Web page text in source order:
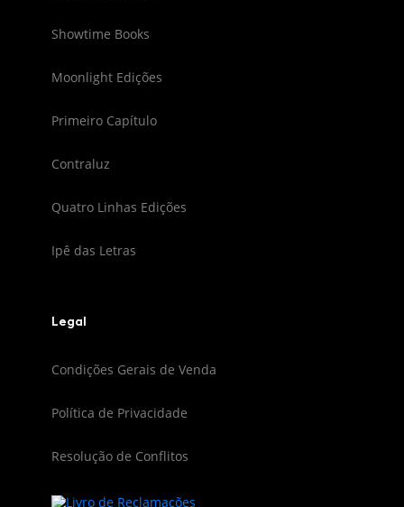
Showtime Books
Moonlight Edições
Primeiro Capítulo
Contraluz
Quatro Linhas Edições
Ipê das Letras
Legal
Condições Gerais de Venda
Política de Privacidade
Resolução de Conflitos